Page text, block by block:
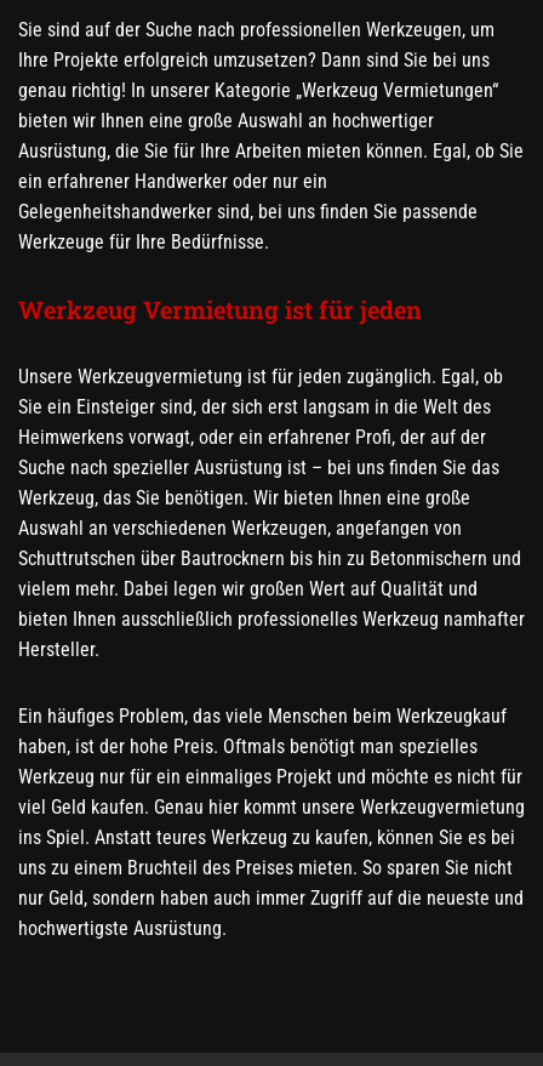
Sie sind auf der Suche nach professionellen Werkzeugen, um
Ihre Projekte erfolgreich umzusetzen? Dann sind Sie bei uns
genau richtig! In unserer Kategorie „Werkzeug Vermietungen“
bieten wir Ihnen eine große Auswahl an hochwertiger
Ausrüstung, die Sie für Ihre Arbeiten mieten können. Egal, ob Sie
ein erfahrener Handwerker oder nur ein
Gelegenheitshandwerker sind, bei uns finden Sie passende
Werkzeuge für Ihre Bedürfnisse.
Werkzeug Vermietung ist für jeden
Unsere Werkzeugvermietung ist für jeden zugänglich. Egal, ob
Sie ein Einsteiger sind, der sich erst langsam in die Welt des
Heimwerkens vorwagt, oder ein erfahrener Profi, der auf der
Suche nach spezieller Ausrüstung ist – bei uns finden Sie das
Werkzeug, das Sie benötigen. Wir bieten Ihnen eine große
Auswahl an verschiedenen Werkzeugen, angefangen von
Schuttrutschen über Bautrocknern bis hin zu Betonmischern und
vielem mehr. Dabei legen wir großen Wert auf Qualität und
bieten Ihnen ausschließlich professionelles Werkzeug namhafter
Hersteller.
Ein häufiges Problem, das viele Menschen beim Werkzeugkauf
haben, ist der hohe Preis. Oftmals benötigt man spezielles
Werkzeug nur für ein einmaliges Projekt und möchte es nicht für
viel Geld kaufen. Genau hier kommt unsere Werkzeugvermietung
ins Spiel. Anstatt teures Werkzeug zu kaufen, können Sie es bei
uns zu einem Bruchteil des Preises mieten. So sparen Sie nicht
nur Geld, sondern haben auch immer Zugriff auf die neueste und
hochwertigste Ausrüstung.